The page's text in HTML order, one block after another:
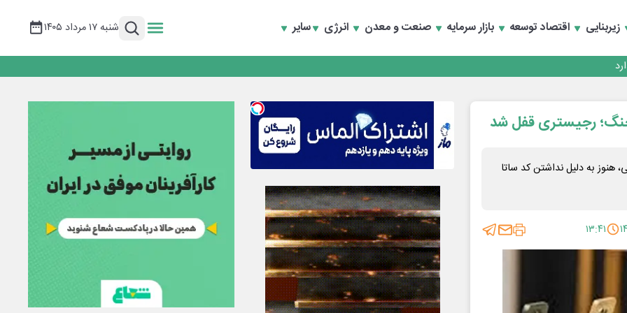
زیربنایی اقتصاد توسعه بازار سرمایه صنعت و معدن انرژی سایر شنبه ۱۷ مرداد ۱۴۰۵
رجیستری قفل شد
به دلیل نداشتن کد ساتا
۱۳:۴۱